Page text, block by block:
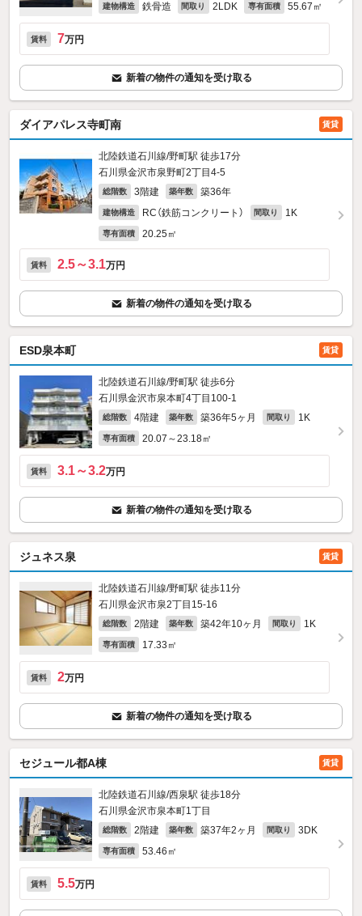
建物構造 鉄骨造 間取り 2LDK 専有面積 55.67㎡
賃料 7万円
新着の物件の通知を受け取る
ダイアパレス寺町南 賃貸
北陸鉄道石川線/野町駅 徒歩17分
石川県金沢市泉野町2丁目4-5
総階数 3階建 築年数 築36年
建物構造 RC（鉄筋コンクリート） 間取り 1K
専有面積 20.25㎡
賃料 2.5～3.1万円
新着の物件の通知を受け取る
ESD泉本町 賃貸
北陸鉄道石川線/野町駅 徒歩6分
石川県金沢市泉本町4丁目100‐1
総階数 4階建 築年数 築36年5ヶ月 間取り 1K
専有面積 20.07～23.18㎡
賃料 3.1～3.2万円
新着の物件の通知を受け取る
ジュネス泉 賃貸
北陸鉄道石川線/野町駅 徒歩11分
石川県金沢市泉2丁目15-16
総階数 2階建 築年数 築42年10ヶ月 間取り 1K
専有面積 17.33㎡
賃料 2万円
新着の物件の通知を受け取る
セジュール都A棟 賃貸
北陸鉄道石川線/西泉駅 徒歩18分
石川県金沢市泉本町1丁目
総階数 2階建 築年数 築37年2ヶ月 間取り 3DK
専有面積 53.46㎡
賃料 5.5万円